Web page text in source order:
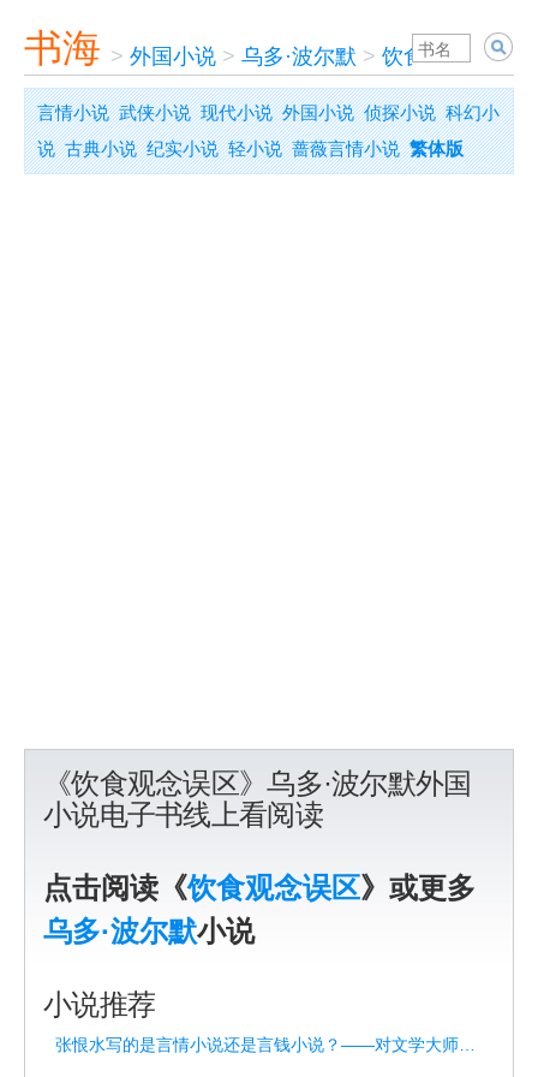
书海 > 外国小说 > 乌多·波尔默 > 饮食观念误区
言情小说 武侠小说 现代小说 外国小说 侦探小说 科幻小
说 古典小说 纪实小说 轻小说 蔷薇言情小说 繁体版
《饮食观念误区》乌多·波尔默外国
小说电子书线上看阅读
点击阅读《饮食观念误区》或更多
乌多·波尔默小说
小说推荐